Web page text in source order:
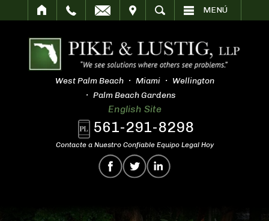
BUSCAR MENÚ
West Palm Beach Miami
Wellington
Palm Beach Gardens
English Site
561-291-8298
Contacte a Nuestro Confiable Equipo Legal Hoy